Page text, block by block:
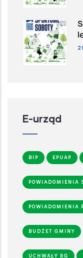
E-urząd
BIP EPUAP
POWIADOMIENIA
POWIADOMIENIA
BUDŻET GMINY
UCHWAŁY RG